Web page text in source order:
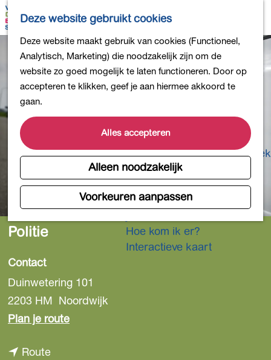
Deze website gebruikt cookies
Deze website maakt gebruik van cookies (Functioneel,
Analytisch, Marketing) die noodzakelijk zijn om de
website zo goed mogelijk te laten functioneren. Door op
accepteren te klikken, geef je aan hiermee akkoord te
gaan.
Alles accepteren
Alleen noodzakelijk
Voorkeuren aanpassen
r
K
a
r
t
Z
e
k
e
n
e
n
u
Bollen en Bloemen
Uit eten
DB4daagse - Inschrijven
Kinderactiviteiten
De natuur in
Musea en meer
Producten uit de Bollenstreek
Gezond en actief
Overnachten
Hoe kom ik er?
Interactieve kaart
Politie
Contact
Duinwetering 101
2203 HM Noordwijk
Plan je routen
Routen